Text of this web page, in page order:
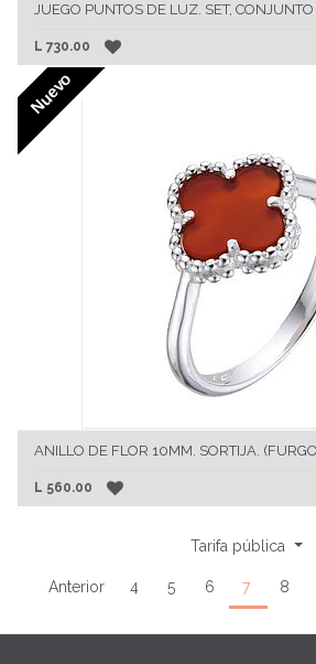
JUEGO PUNTOS DE LUZ. SET, CONJUNTO
L 730.00
Nuevo
ANILLO DE FLOR 10MM. SORTIJA.
L 560.00
Tarifa pública
Anterior 4 5 6 7 8